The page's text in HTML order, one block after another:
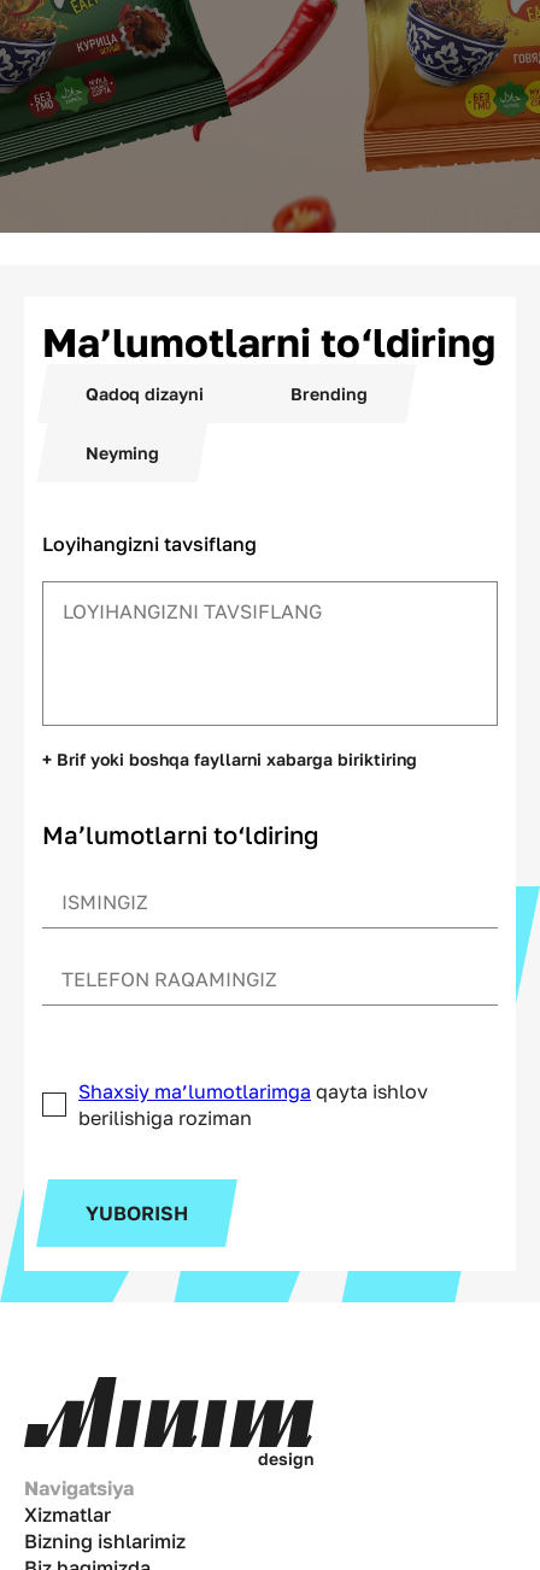
Ma’lumotlarni to‘ldiring
Qadoq dizayni Brending
Neyming
Loyihangizni tavsiflang
+ Brif yoki boshqa fayllarni xabarga biriktiring
Ma’lumotlarni to‘ldiring
Shaxsiy ma’lumotlarimga qayta ishlov
berilishiga roziman
YUBORISH
design
Navigatsiya
Xizmatlar
Bizning ishlarimiz